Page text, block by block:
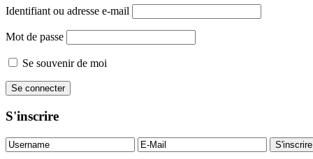
Identifiant ou adresse e-mail
Mot de passe
Se souvenir de moi
S'inscrire